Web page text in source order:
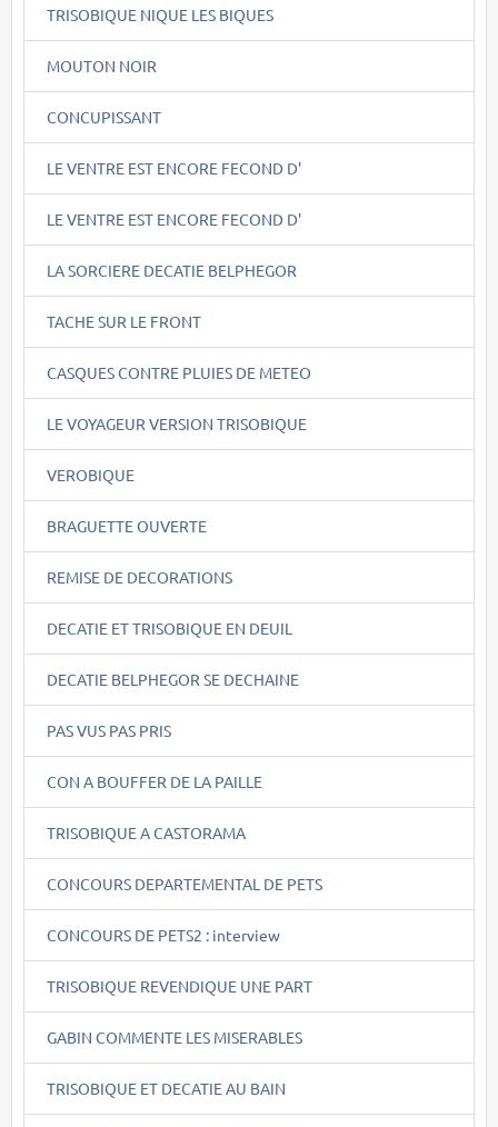
TRISOBIQUE NIQUE LES BIQUES
MOUTON NOIR
CONCUPISSANT
LE VENTRE EST ENCORE FECOND D'
LE VENTRE EST ENCORE FECOND D'
LA SORCIERE DECATIE BELPHEGOR
TACHE SUR LE FRONT
CASQUES CONTRE PLUIES DE METEO
LE VOYAGEUR VERSION TRISOBIQUE
VEROBIQUE
BRAGUETTE OUVERTE
REMISE DE DECORATIONS
DECATIE ET TRISOBIQUE EN DEUIL
DECATIE BELPHEGOR SE DECHAINE
PAS VUS PAS PRIS
CON A BOUFFER DE LA PAILLE
TRISOBIQUE A CASTORAMA
CONCOURS DEPARTEMENTAL DE PETS
CONCOURS DE PETS2 : interview
TRISOBIQUE REVENDIQUE UNE PART
GABIN COMMENTE LES MISERABLES
TRISOBIQUE ET DECATIE AU BAIN